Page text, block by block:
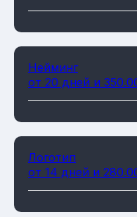
Нейминг
от 20 дней и
Логотип
от 14 дней и